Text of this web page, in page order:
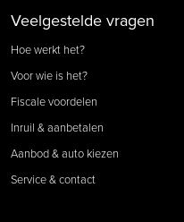
Veelgestelde vragen
Hoe werkt het?
Voor wie is het?
Fiscale voordelen
Inruil & aanbetalen
Aanbod & auto kiezen
Service & contact